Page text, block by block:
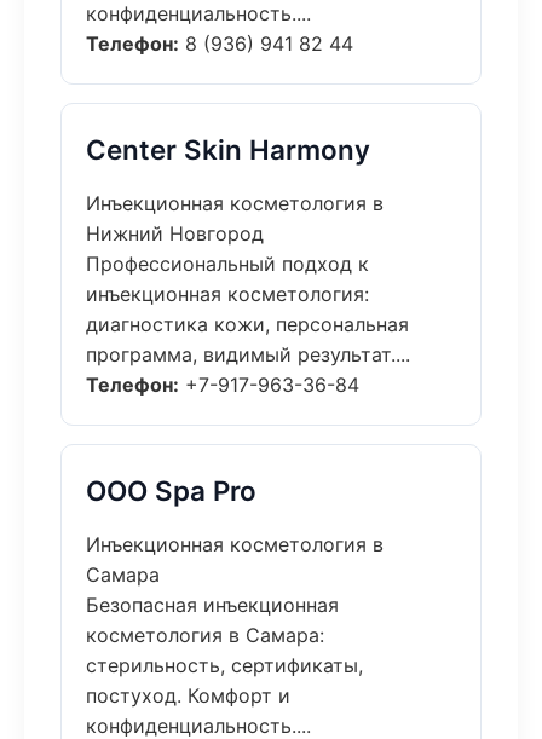
конфиденциальность....
Телефон: 8 (936) 941 82 44
Center Skin Harmony
Инъекционная косметология в
Нижний Новгород
Профессиональный подход к
инъекционная косметология:
диагностика кожи, персональная
программа, видимый результат....
Телефон: +7-917-963-36-84
ООО Spa Pro
Инъекционная косметология в
Самара
Безопасная инъекционная
косметология в Самара:
стерильность, сертификаты,
постуход. Комфорт и
конфиденциальность....